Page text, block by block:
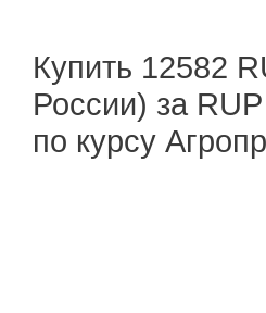
Купить 12582
России) за
по курсу